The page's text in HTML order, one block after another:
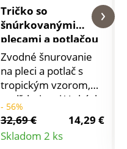
Tričko so
šnúrkovanými
plecami a potlačou
Zvodné šnurovanie
na pleci a potlač s
tropickým vzorom,
podľahnite aj Vy kúzlu
tohto trička! Vzdušný
úplet, ľahká údržba.
Módny strih. Okrúhly
- 56%
32,69 €
14,29 €
Skladom 2 ks
Detail